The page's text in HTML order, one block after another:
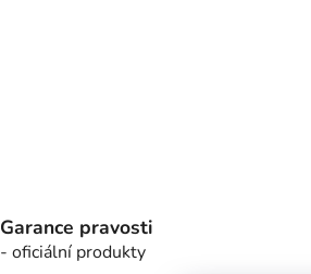
Garance pravosti
- oficiální produkty